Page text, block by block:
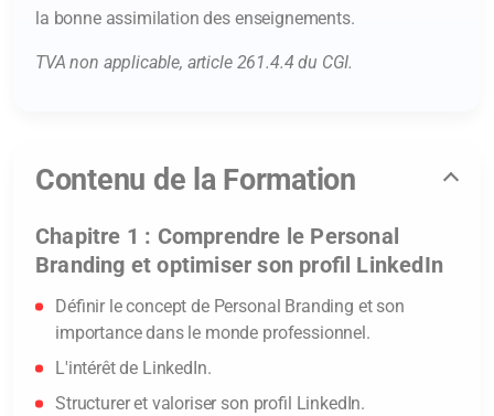
la bonne assimilation des enseignements.
TVA non applicable, article 261.4.4 du CGI.
Contenu de la Formation
Chapitre 1 : Comprendre le Personal
Branding et optimiser son profil LinkedIn
Définir le concept de Personal Branding et son
importance dans le monde professionnel.
L'intérêt de LinkedIn.
Structurer et valoriser son profil LinkedIn.
Je m’inscris à la formation